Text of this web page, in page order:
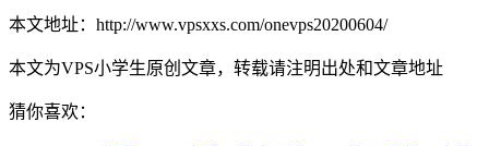
本文地址：http://www.vpsxxs.com/onevps20200604/
本文为VPS小学生原创文章，转载请注明出处和文章地址
猜你喜欢：